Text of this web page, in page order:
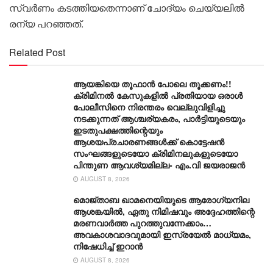
സ്വർണം കടത്തിയതെന്നാണ് ചോദ്യം ചെയ്യലിൽ
രന്യ പറഞ്ഞത്.
Related Post
ആയങ്കിയെ തൂഫാൻ പോലെ തൂക്കണം!!
ക്രിമിനൽ കേസുകളിൽ പ്രതിയായ ഒരാൾ
പോലീസിനെ നിരന്തരം വെല്ലുവിളിച്ചു
നടക്കുന്നത് ആശ്ചര്യകരം, പാർട്ടിയുടെയും
ഇടതുപക്ഷത്തിന്റെയും
ആശയപ്രചാരണങ്ങൾക്ക് കൊട്ടേഷൻ
സംഘങ്ങളുടെയോ ക്രിമിനലുകളുടെയോ
പിന്തുണ ആവശ്യമില്ല- എം.വി ജയരാജൻ
AUGUST 8, 2026
മൊജ്താബ ഖാമനെയിയുടെ ആരോ​ഗ്യനില
ആശങ്കയിൽ, ഏതു നിമിഷവും അദ്ദേഹത്തിന്റെ
മരണവാർത്ത പുറത്തുവന്നേക്കാം…
അവകാശവാദവുമായി ഇസ്രയേൽ മാധ്യമം,
നിഷേധിച്ച് ഇറാൻ
AUGUST 8, 2026